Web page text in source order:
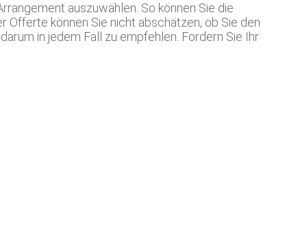
auszuwählen. So können Sie die
Offerte können Sie nicht abschätzen, ob Sie den
in jedem Fall zu empfehlen. Fordern Sie Ihr